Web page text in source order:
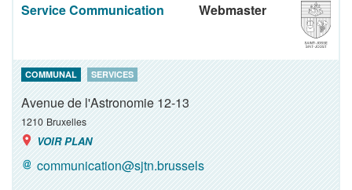
Service Communication Webmaster
COMMUNAL SERVICES
Avenue de l'Astronomie 12-13
1210 Bruxelles
VOIR PLAN
communication@sjtn.brussels